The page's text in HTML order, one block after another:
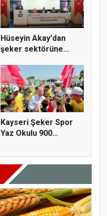
Hüseyin Akay'dan
şeker sektörüne
Kayseri Şeker Spor
Yaz Okulu 900